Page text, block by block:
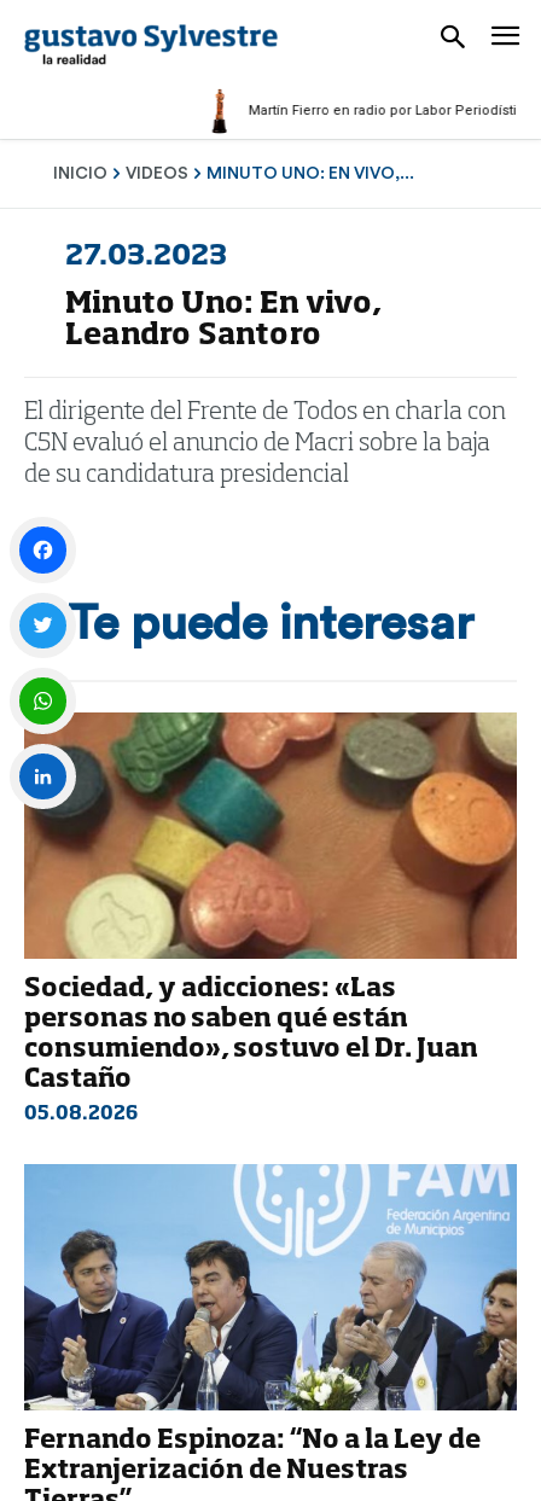
Martín Fierro en radio por Labor Periodística
INICIO VIDEOS MINUTO UNO: EN VIVO,...
27.03.2023
Minuto Uno: En vivo,
Leandro Santoro
El dirigente del Frente de Todos en charla con
C5N evaluó el anuncio de Macri sobre la baja
de su candidatura presidencial
Te puede interesar
Sociedad, y adicciones: «Las
personas no saben qué están
consumiendo», sostuvo el Dr. Juan
Castaño
05.08.2026
Fernando Espinoza: “No a la Ley de
Extranjerización de Nuestras
Facebook
Twitter
WhatsApp
LinkedIn